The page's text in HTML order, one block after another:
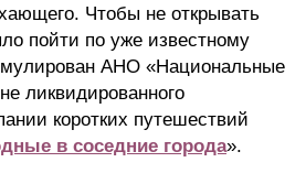
Чтобы не открывать
пойти по уже известному
АНО «Национальные
ликвидированного
коротких путешествий
в соседние города».